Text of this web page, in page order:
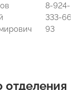
8-924-
333-66-
93
отделения